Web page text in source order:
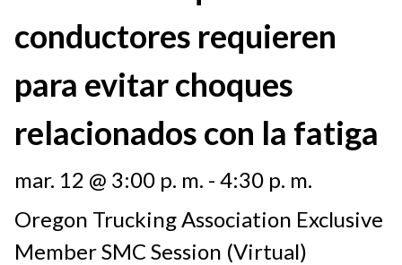
conductores requieren
para evitar choques
relacionados con la fatiga
mar. 12 @ 3:00 p. m. - 4:30 p. m.
Oregon Trucking Association Exclusive
Member SMC Session (Virtual)